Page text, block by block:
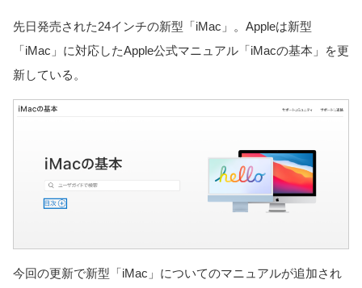
先日発売された24インチの新型「iMac」。Appleは新型
「iMac」に対応したApple公式マニュアル「iMacの基本」を更
新している。
今回の更新で新型「iMac」についてのマニュアルが追加され